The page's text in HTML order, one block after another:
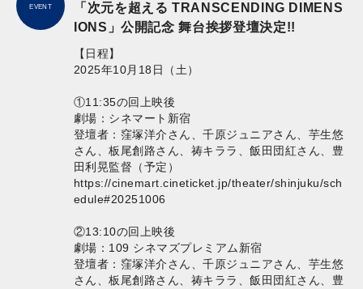
EVENT
「次元を超える TRANSCENDING DIMENS
IONS」公開記念 舞台挨拶登壇決定!!
【日程】
2025年10月18日（土）
①11:35の回上映後
劇場：シネマート新宿
登壇者：窪塚洋介さん、千原ジュニアさん、芋生悠
さん、板尾創路さん、祷キララ、飯田団紅さん、豊
田利晃監督（予定）
https://cinemart.cineticket.jp/theater/shinjuku/sch
edule#20251006
②13:10の回上映後
劇場：109 シネマズプレミアム新宿
登壇者：窪塚洋介さん、千原ジュニアさん、芋生悠
さん、板尾創路さん、祷キララ、飯田団紅さん、豊